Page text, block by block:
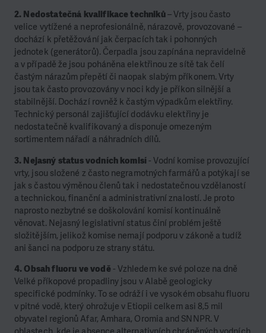
2. Nedostatečná kvalifikace techniků– Vrty jsou často
velice vytížené a neprofesionálně, nárazově, provozované –
dochází k přetěžování jak čerpacích tak i pohonných
jednotek (generátorů). Čerpadla jsou zapínána nepravidelně
a v případě že jsou poháněna elektřinou ze sítě tak čelí
častým nárazům přepětí či naopak slabým příkonem. Vrty
jsou tak často provozovány v noci kdy je příkon silnější a
stabilnější. Dochází rovněž k častým výpadkům elektřiny.
Technický personál zajišťující dodávku elektřiny je
nedostatečně kvalifikovaný a disponuje omezeným
sortimentem nářadí a náhradních dílů.
3. Nejasný status vodních komisí- Vodní komise provozující
vrty, jsou složené z často negramotných farmářů a potýkají se
jak s častou výměnou členů tak i nedostatečnou vzdělaností
a technickou, finanční a administrativní znalostí. Je proto
naprosto nezbytné se doškolování komisí kontinuálně
věnovat. Nejasný legislativní status činí problém ještě
složitějším, jelikož komise nemají podporu v zákoně a tudíž
ani šanci na podporu ze strany státu.
4. Obsah fluoru ve vodě - Vzhledem ke své poloze na dně
Velké příkopové propadliny jsou v Alabě geologicky
specifické podmínky. To se odráží i ve vysokém obsahu fluoru
v pitné vodě, který ohrožuje v Etiopii celkem asi 8,5 mil
obyvatel regionů Afar, Amhara, Oromia and SNNPR. V